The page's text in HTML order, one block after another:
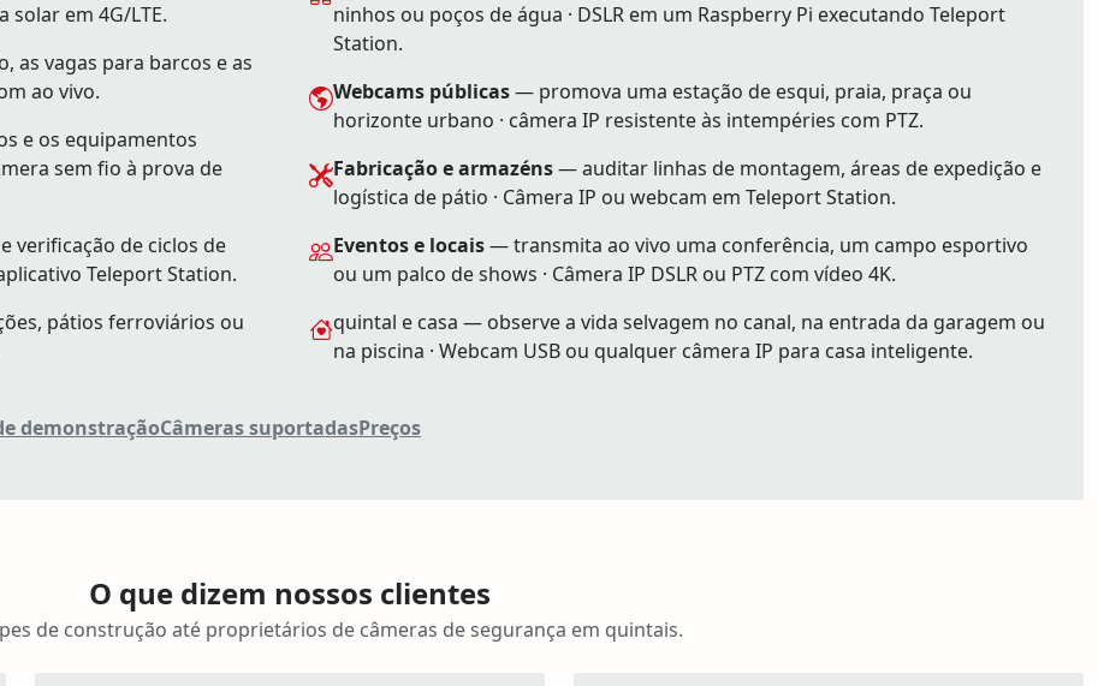
solar em 4G/LTE.
vagas para barcos e as
ao vivo.
e os equipamentos
sem fio à prova de
verificação de ciclos de
Teleport Station.
pátios ferroviários ou
ninhos ou poços de água · DSLR em um Raspberry Pi executando Teleport
Station.
Webcams públicas— promova uma estação de esqui, praia, praça ou
horizonte urbano · câmera IP resistente às intempéries com PTZ.
Fabricação e armazéns— auditar linhas de montagem, áreas de expedição e
logística de pátio · Câmera IP ou webcam em Teleport Station.
Eventos e locais— transmita ao vivo uma conferência, um campo esportivo
ou um palco de shows · Câmera IP DSLR ou PTZ com vídeo 4K.
quintal e casa — observe a vida selvagem no canal, na entrada da garagem ou
na piscina · Webcam USB ou qualquer câmera IP para casa inteligente.
demonstraçãoCâmeras suportadasPreços
O que dizem nossos clientes
de construção até proprietários de câmeras de segurança em quintais.